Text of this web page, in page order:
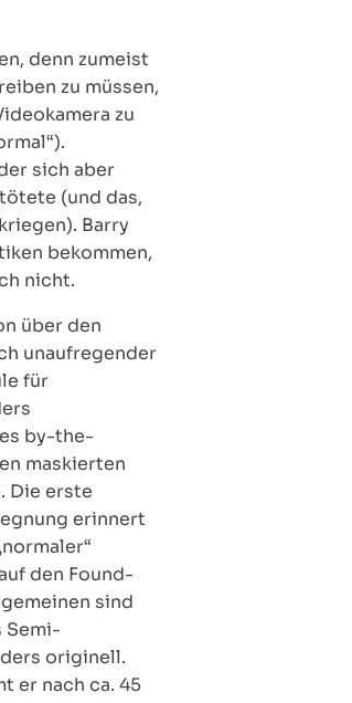
denn zumeist
zu müssen,
zu
sich aber
(und das,
Barry
bekommen,
nicht.
über den
unaufregender
für
by-the-
maskierten
Die erste
erinnert
den Found-
sind
Semi-
originell.
er nach ca. 45